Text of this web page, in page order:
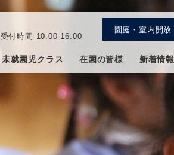
受付時間 10:00-16:00
園庭・室内開放
未就園児クラス 在園の皆様 新着情報